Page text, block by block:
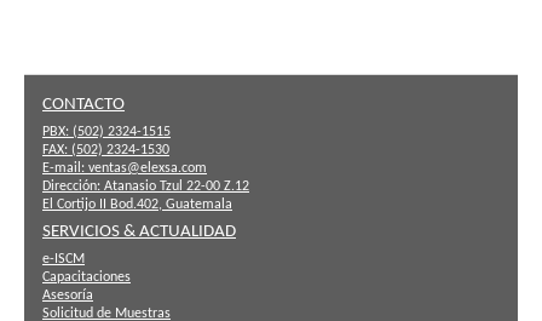
CONTACTO
PBX: (502) 2324-1515
FAX: (502) 2324-1530
E-mail: ventas@elexsa.com
Dirección: Atanasio Tzul 22-00 Z.12
El Cortijo II Bod.402, Guatemala
SERVICIOS & ACTUALIDAD
e-ISCM
Capacitaciones
Asesoría
Solicitud de Muestras